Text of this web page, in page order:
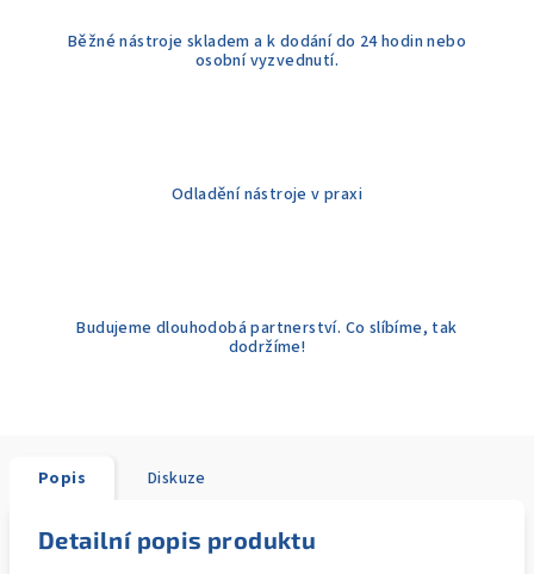
Běžné nástroje skladem a k dodání do 24 hodin nebo
osobní vyzvednutí.
Odladění nástroje v praxi
Budujeme dlouhodobá partnerství. Co slíbíme, tak
dodržíme!
Popis Diskuze
Detailní popis produktu